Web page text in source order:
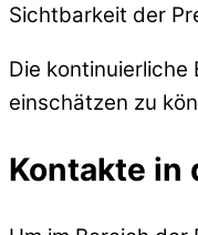
Sichtbarkeit der
Die kontinuierliche
einschätzen zu
Kontakte in